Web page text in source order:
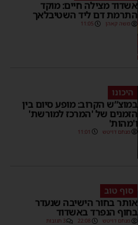
אשדוד מצילה חיים: מוקד
התרמת דם ליד השטיבלאך
משה קאהן 11:05
היכונו
במוצ”ש הקרוב: מופע סיום בין
הזמנים של 'המרכז למורשת'
ו'מהות'
מנחם דויטש 11:01
סוף טוב
אותר בחור הישיבה שנעדר
בחוף הנפרד באשדוד
מנחם דויטש 22:08 3 תגובות